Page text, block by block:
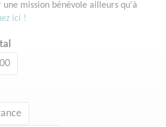
une mission bénévole ailleurs qu'à
ici !